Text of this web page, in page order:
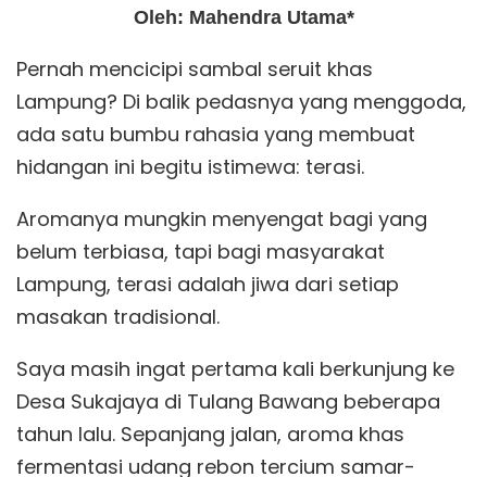
Oleh: Mahendra Utama*
Pernah mencicipi sambal seruit khas
Lampung? Di balik pedasnya yang menggoda,
ada satu bumbu rahasia yang membuat
hidangan ini begitu istimewa: terasi.
Aromanya mungkin menyengat bagi yang
belum terbiasa, tapi bagi masyarakat
Lampung, terasi adalah jiwa dari setiap
masakan tradisional.
Saya masih ingat pertama kali berkunjung ke
Desa Sukajaya di Tulang Bawang beberapa
tahun lalu. Sepanjang jalan, aroma khas
fermentasi udang rebon tercium samar-